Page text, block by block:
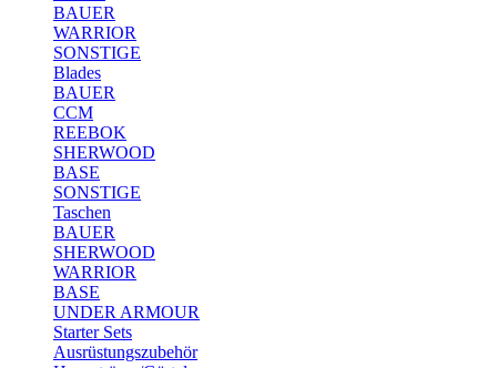
BAUER
WARRIOR
SONSTIGE
Blades
BAUER
CCM
REEBOK
SHERWOOD
BASE
SONSTIGE
Taschen
BAUER
SHERWOOD
WARRIOR
BASE
UNDER ARMOUR
Starter Sets
Ausrüstungszubehör